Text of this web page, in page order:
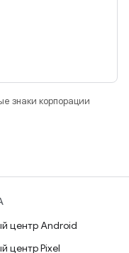
знаки корпорации
центр Android
центр Pixel